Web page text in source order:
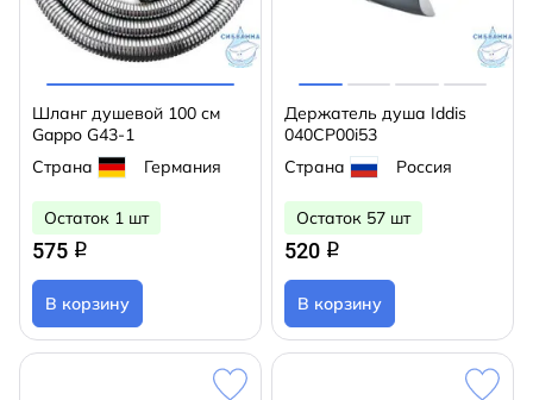
Шланг душевой 100 см
Gappo G43-1
Страна
Германия
Остаток 1 шт
575 q
В корзину
Держатель душа Iddis
040CP00i53
Страна
Россия
Остаток 57 шт
520 q
В корзину